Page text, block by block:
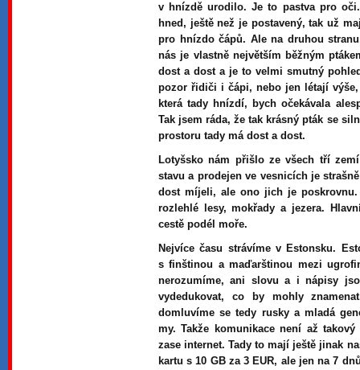
v hnízdě urodilo. Je to pastva pro
hned, ještě než je postavený, tak už
pro hnízdo čápů. Ale na druhou
nás je vlastně největším běžným
dost a dost a je to velmi smutný
pozor řidiči i čápi, nebo jen létají
která tady hnízdí, bych očekávala
Tak jsem ráda, že tak krásný pták se
prostoru tady má dost a dost.
Lotyšsko nám přišlo ze všech tří
stavu a prodejen ve vesnicích je
dost míjeli, ale ono jich je
rozlehlé lesy, mokřady a jezera.
cestě podél moře.
Nejvíce času strávíme v Estonsku.
s finštinou a maďarštinou mezi
nerozumíme, ani slovu a i nápisy
vydedukovat, co by mohly
domluvíme se tedy rusky a mladá
my. Takže komunikace není až
zase internet. Tady to mají ještě jinak
kartu s 10 GB za 3 EUR, ale jen na 7